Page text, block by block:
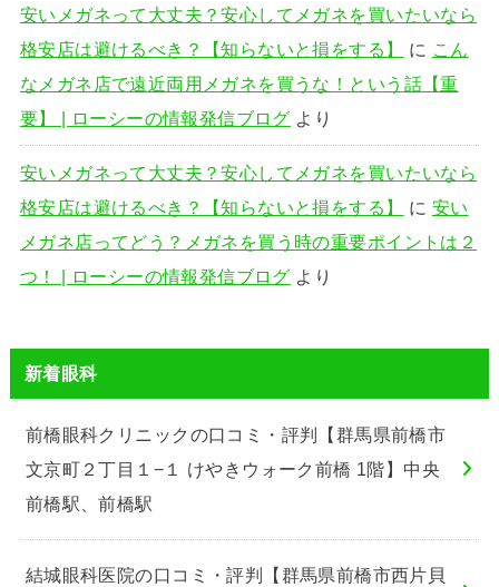
安いメガネって大丈夫？安心してメガネを買いたいなら
格安店は避けるべき？【知らないと損をする】
に こん
なメガネ店で遠近両用メガネを買うな！という話【重
要】 | ローシーの情報発信ブログ より
安いメガネって大丈夫？安心してメガネを買いたいなら
格安店は避けるべき？【知らないと損をする】
に 安い
メガネ店ってどう？メガネを買う時の重要ポイントは２
つ！ | ローシーの情報発信ブログ より
新着眼科
前橋眼科クリニックの口コミ・評判【群馬県前橋市
文京町２丁目１−１ けやきウォーク前橋 1階】中央
前橋駅、前橋駅
結城眼科医院の口コミ・評判【群馬県前橋市西片貝